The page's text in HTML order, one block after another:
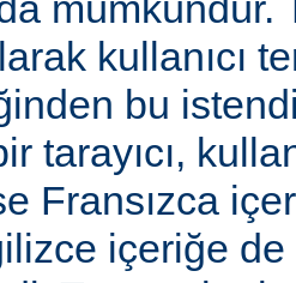
kullanıcı
bu
tarayıcı,
Fransızca
içeriğe de